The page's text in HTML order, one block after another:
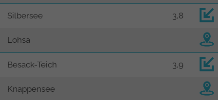
Silbersee 3,8
Lohsa
Besack-Teich 3,9
Knappensee